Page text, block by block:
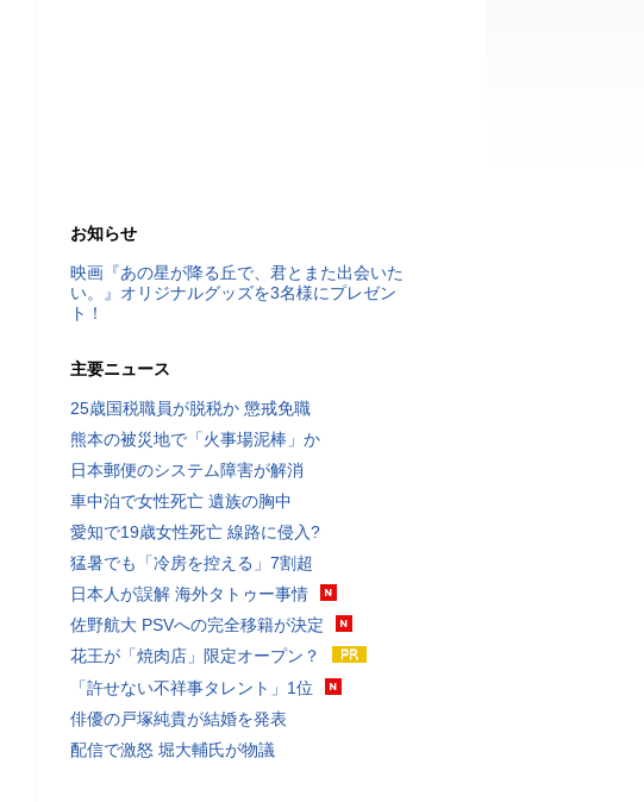
お知らせ
映画『あの星が降る丘で、君とまた出会いた
い。』オリジナルグッズを3名様にプレゼン
ト！
主要ニュース
25歳国税職員が脱税か 懲戒免職
熊本の被災地で「火事場泥棒」か
日本郵便のシステム障害が解消
車中泊で女性死亡 遺族の胸中
愛知で19歳女性死亡 線路に侵入?
猛暑でも「冷房を控える」7割超
日本人が誤解 海外タトゥー事情
佐野航大 PSVへの完全移籍が決定
花王が「焼肉店」限定オープン？
「許せない不祥事タレント」1位
俳優の戸塚純貴が結婚を発表
配信で激怒 堀大輔氏が物議